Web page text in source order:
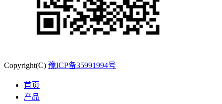
Copyright(C) 豫ICP备35991994号
首页
产品